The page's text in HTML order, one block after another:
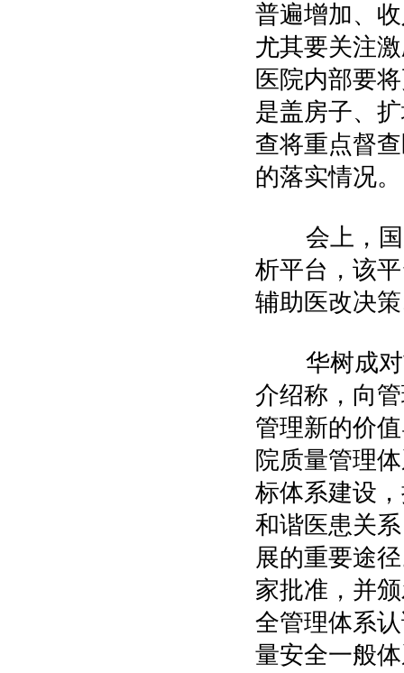
普遍增加、
尤其要关注
医院内部要
是盖房子、
查将重点督
的落实情况。
会上，国
析平台，该
辅助医改决
华树成对
介绍称，向
管理新的价
院质量管理
标体系建设
和谐医患关
展的重要途
家批准，并
全管理体系
量安全一般